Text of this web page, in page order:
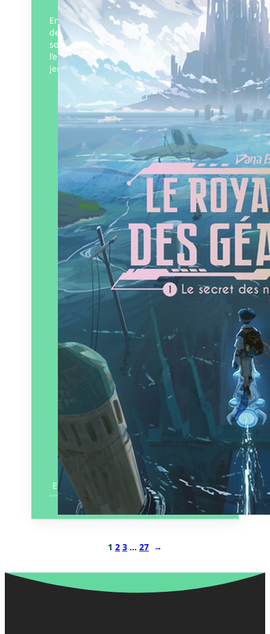
Enfant, Safh s’émerveillait des légendes
des dragons célestes que lui racontait
son arrière-grand-mère, originaire de
l’empire du Jade brisé. Aujourd’hui la
jeune fille a grandi et ces histoires…
Éditeur :Gulf Stream Éditeur
Paru le03/10/2024
En savoir plus
1 2 3 … 27 →